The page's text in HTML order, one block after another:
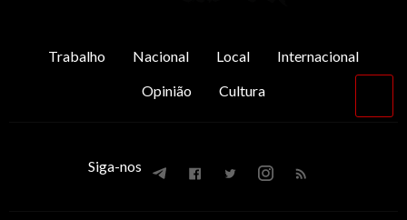
Trabalho Nacional Local
Internacional
Opinião
Cultura
Siga-nos